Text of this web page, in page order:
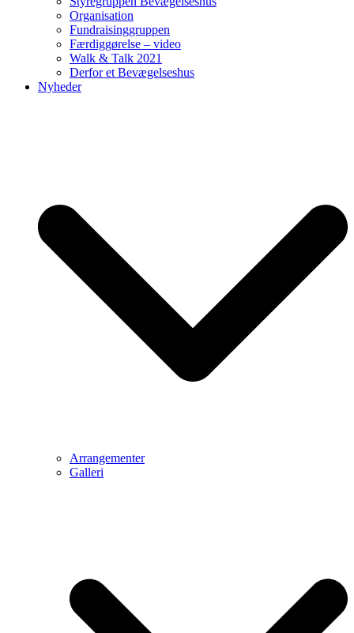
Organisation
Fundraisinggruppen
Færdiggørelse – video
Walk & Talk 2021
Derfor et Bevægelseshus
Nyheder
Arrangementer
Galleri